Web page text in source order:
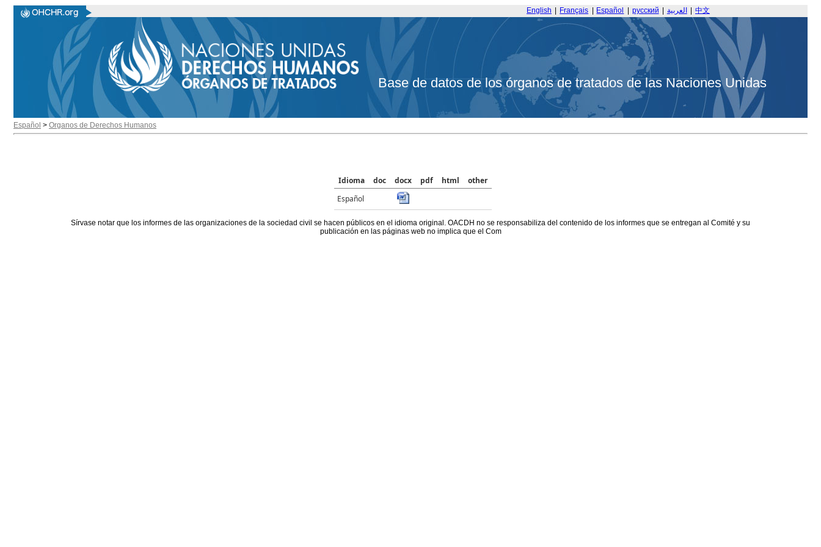
English Français Español русский العربية 中文
Base de datos de los órganos de tratados de las Naciones Unidas
Español > Organos de Derechos Humanos
Idioma doc docx pdf html
other
Español
Sírvase notar que los informes de las organizaciones de la sociedad civil se hacen públicos en el idioma original. OACDH no se responsabiliza del contenido de los informes que se entregan al Comité y su
publicación en las páginas web no implica que el Com